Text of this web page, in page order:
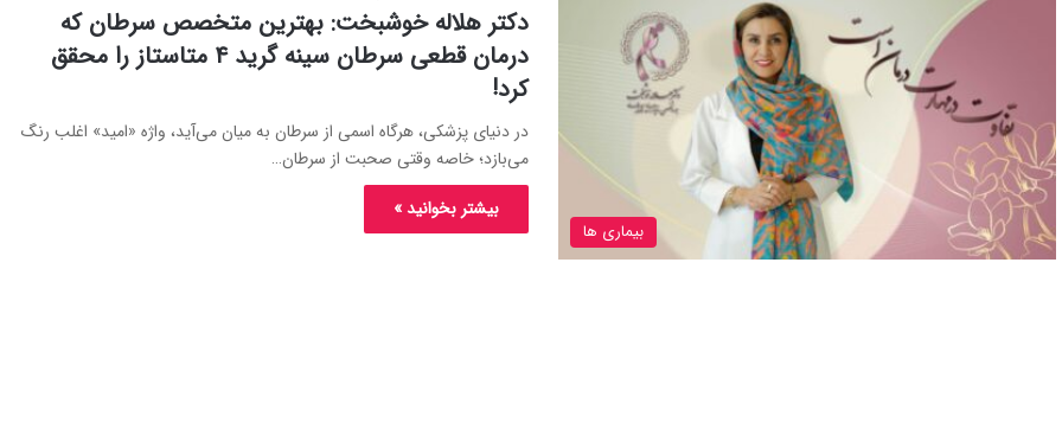
بیماری ها
دکتر هلاله خوشبخت: بهترین متخصص سرطان که
درمان قطعی سرطان سینه گرید ۴ متاستاز را محقق
کرد!
در دنیای پزشکی، هرگاه اسمی از سرطان به میان می‌آید، واژه «امید» اغلب رنگ
می‌بازد؛ خاصه وقتی صحبت از سرطان…
بیشتر بخوانید »